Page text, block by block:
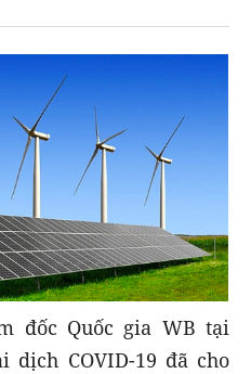
đốc Quốc gia WB tại
COVID-19 đã cho